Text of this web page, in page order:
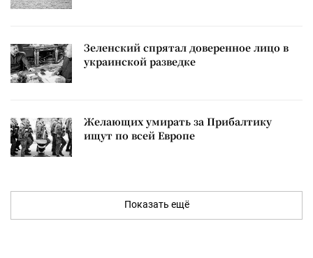
Зеленский спрятал доверенное лицо в
украинской разведке
Желающих умирать за Прибалтику
ищут по всей Европе
Показать ещё